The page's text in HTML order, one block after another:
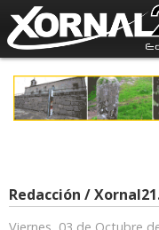
Redacción /